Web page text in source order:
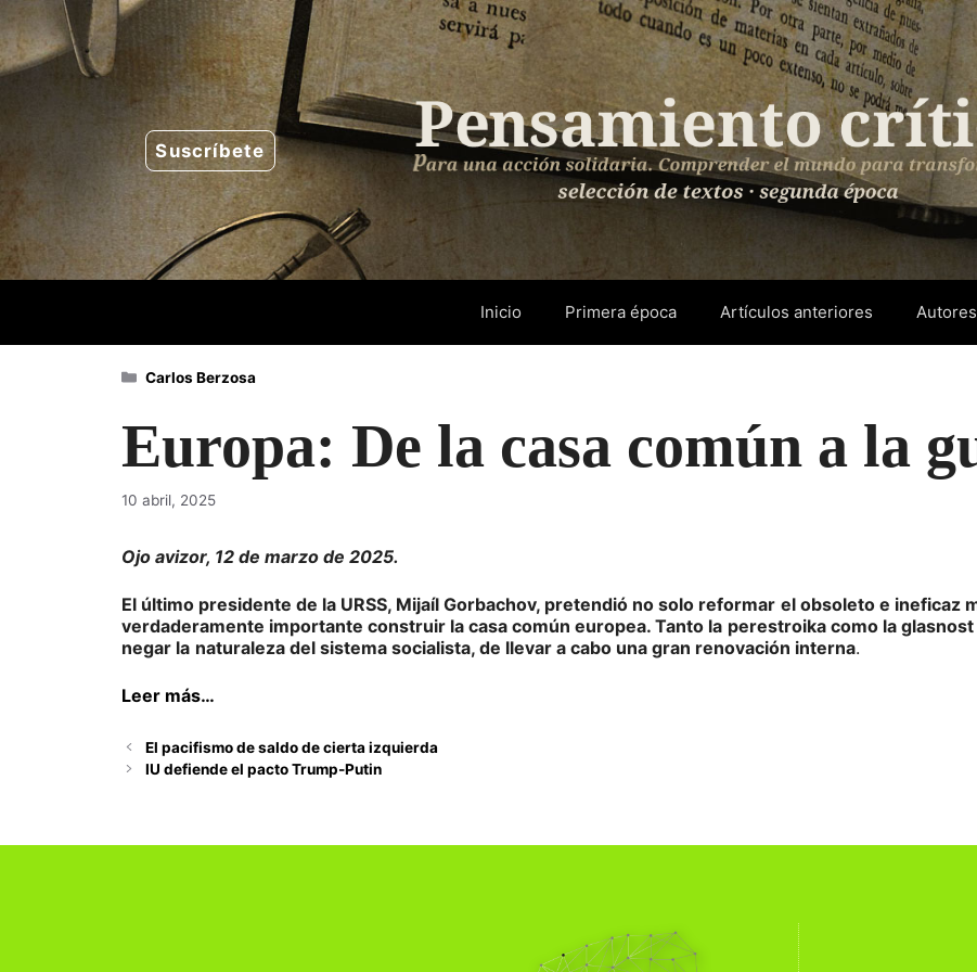
Saltar
al
contenido
Suscríbete
Inicio Primera época Artículos anteriores Autores
Europa: De la casa común a la
10 abril, 2025
Ojo avizor, 12 de marzo de 2025.
El último presidente de la URSS, Mijaíl Gorbachov, pretendió no solo reformar el obsoleto e ineficaz
verdaderamente importante construir la casa común europea. Tanto la perestroika como la
negar la naturaleza del sistema socialista, de llevar a cabo una gran renovación interna.
Leer más…
Categorías
Carlos Berzosa
El pacifismo de saldo de cierta izquierda
IU defiende el pacto Trump-Putin